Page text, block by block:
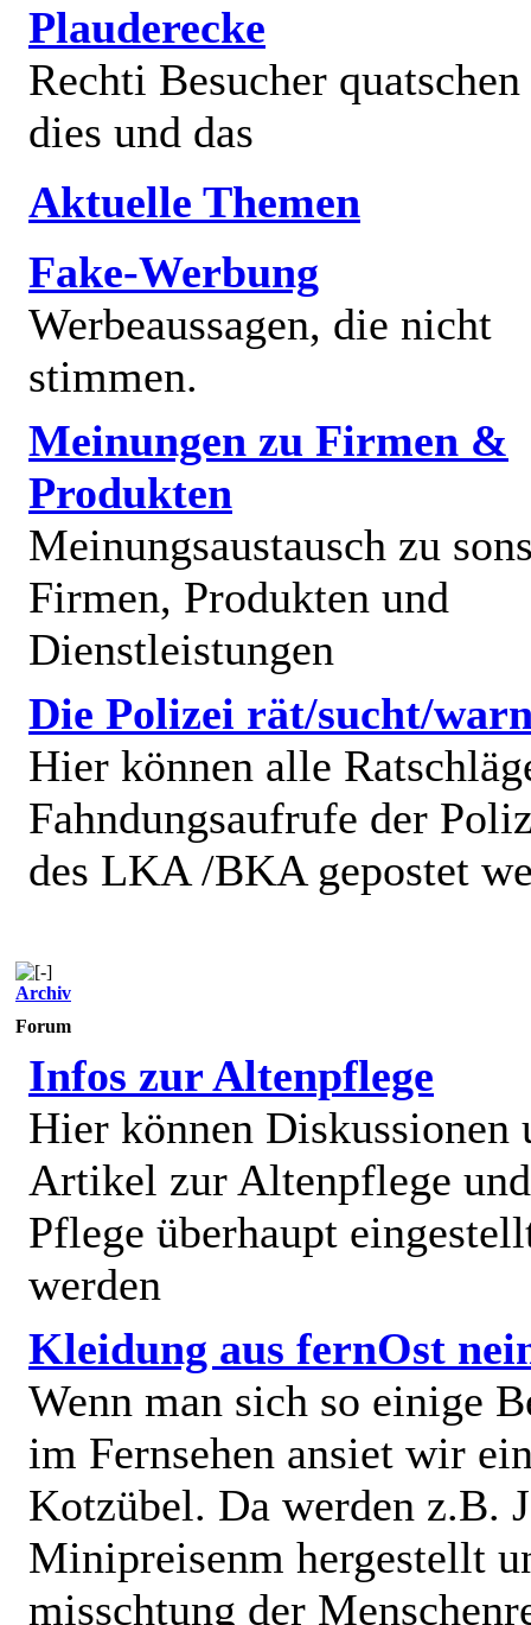
Plauderecke
Rechti Besucher
dies und das
Aktuelle Themen
Fake-Werbung
Werbeaussagen, die nicht
stimmen.
Meinungen zu Firmen &
Produkten
Meinungsaustausch zu
Firmen, Produkten und
Dienstleistungen
Die Polizei rät/sucht/
Hier können alle
Fahndungsaufrufe der
des LKA /BKA gepostet
Archiv
Forum
Infos zur Altenpflege
Hier können Diskussionen
Artikel zur Altenpflege
Pflege überhaupt
werden
Kleidung aus fernOst
Wenn man sich so einige
im Fernsehen ansiet wir
Kotzübel. Da werden z.B.
Minipreisenm hergestellt
misschtung der